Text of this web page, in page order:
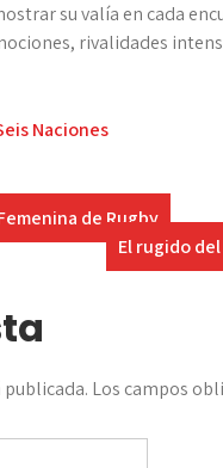
su valía en cada
rivalidades
Naciones
de Rugby
El rugido
Los campos